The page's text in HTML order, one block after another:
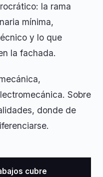
la rama
mínima,
y lo que
la fachada.
Sobre
donde de
cubre